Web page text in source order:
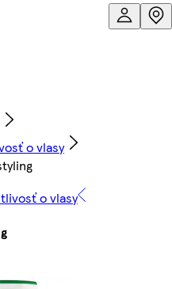
o vlasy
o vlasy